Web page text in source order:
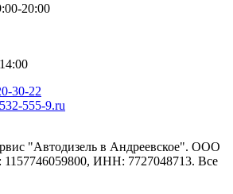
20:00
30-22
555-9.ru
"Автодизель в Андреевское". ООО
ИНН: 7727048713. Все